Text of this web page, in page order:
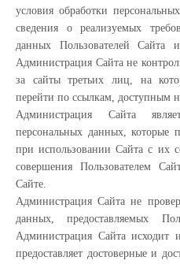
условия обработки
сведения о реализуемых
данных Пользователей Сайта
Администрация Сайта не
за сайты третьих лиц, на
перейти по ссылкам, доступным
Администрация Сайта
персональных данных, которые
при использовании Сайта с их
совершения Пользователем
Сайте.
Администрация Сайта не
данных, предоставляемых
Администрация Сайта исходит
предоставляет достоверные и